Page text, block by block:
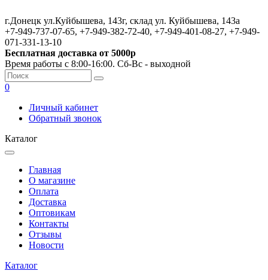
г.Донецк ул.Куйбышева, 143г, склад ул. Куйбышева, 143а
+7-949-737-07-65, +7-949-382-72-40, +7-949-401-08-27, +7-949-
071-331-13-10
Бесплатная доставка от 5000р
Время работы с 8:00-16:00. Сб-Вс - выходной
0
Личный кабинет
Обратный звонок
Каталог
Главная
О магазине
Оплата
Доставка
Оптовикам
Контакты
Отзывы
Новости
Каталог